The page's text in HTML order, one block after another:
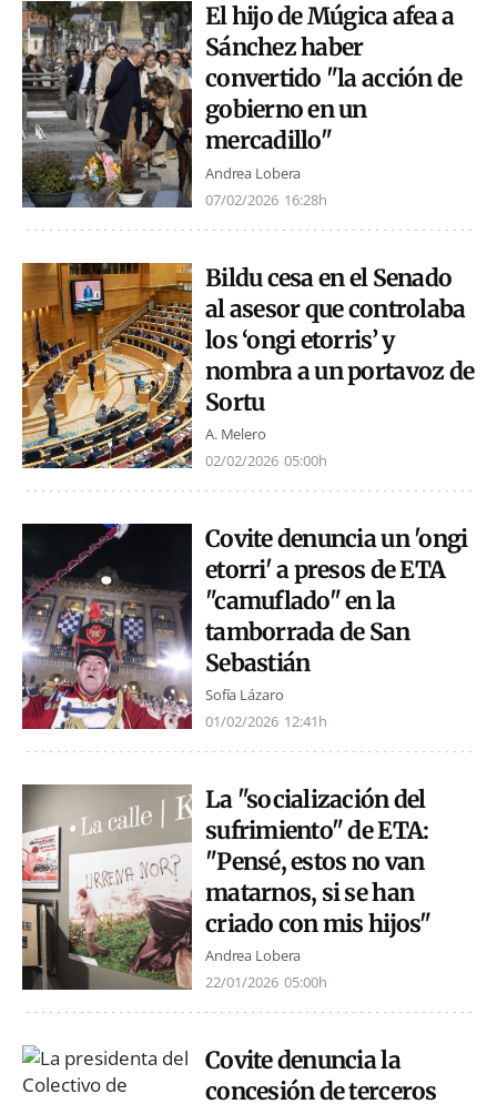
El hijo de Múgica afea a
Sánchez haber
convertido "la acción de
gobierno en un
mercadillo"
Andrea Lobera
07/02/2026 16:28h
Bildu cesa en el Senado
al asesor que controlaba
los ‘ongi etorris’ y
nombra a un portavoz de
Sortu
A. Melero
02/02/2026 05:00h
Covite denuncia un 'ongi
etorri' a presos de ETA
"camuflado" en la
tamborrada de San
Sebastián
Sofía Lázaro
01/02/2026 12:41h
La "socialización del
sufrimiento" de ETA:
"Pensé, estos no van
matarnos, si se han
criado con mis hijos"
Andrea Lobera
22/01/2026 05:00h
Covite denuncia la
concesión de terceros